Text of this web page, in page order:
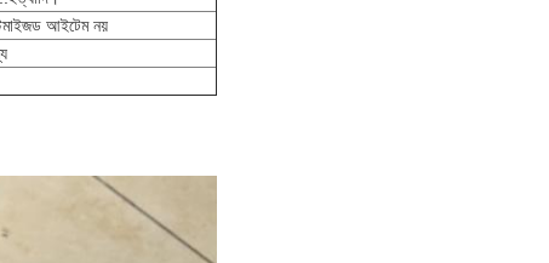
আইটেম নয়